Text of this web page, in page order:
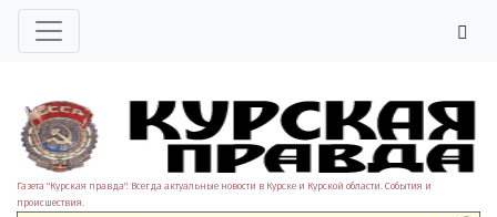
Газета "Курская правда". Всегда актуальные новости в Курске и Курской области. События и
происшествия.